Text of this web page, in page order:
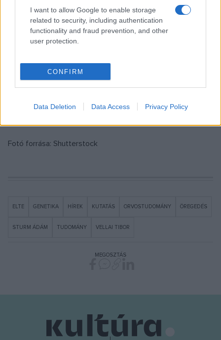
I want to allow Google to enable storage
related to security, including authentication
functionality and fraud prevention, and other
user protection.
CONFIRM
Data Deletion Data Access Privacy Policy
szintén fontos szerepet játszhat az öregedésben.
„Ez az epigenetikai módosítás nemcsak az öregedésben
játszott potenciális szerepének felfedezése miatt nagyon
izgalmas, de megnyithatja az utat egy olyan módszer előtt,
amely képes meghatározni az életkort a DNS-ből, amelynek
akár az igazságügyben is fontos szerepe lehet a
későbbiekben” – hangsúlyozta Vellai Tibor a felfedezés
Fotó forrása: Shutterstock
ELTE GENETIKA HÍREK KUTATÁS ORVOSTUDOMÁNY ÖREGEDÉS
STURM ÁDÁM TUDOMÁNY VELLAI TIBOR
MEGOSZTÁS